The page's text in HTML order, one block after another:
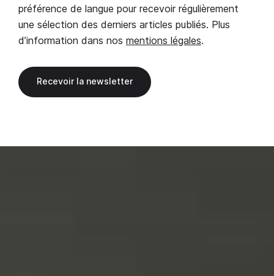
préférence de langue pour recevoir régulièrement
une sélection des derniers articles publiés. Plus
d’information dans nos mentions légales.